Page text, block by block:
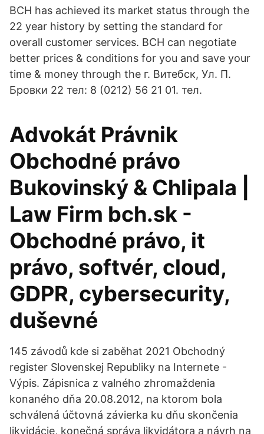
BCH has achieved its market status through the
22 year history by setting the standard for
overall customer services. BCH can negotiate
better prices & conditions for you and save your
time & money through the г. Витебск, Ул. П.
Бровки 22 тел: 8 (0212) 56 21 01. тел.
Advokát Právnik
Obchodné právo
Bukovinský & Chlipala |
Law Firm bch.sk -
Obchodné právo, it
právo, softvér, cloud,
GDPR, cybersecurity,
duševné
145 závodů kde si zaběhat 2021 Obchodný
register Slovenskej Republiky na Internete -
Výpis. Zápisnica z valného zhromaždenia
konaného dňa 20.08.2012, na ktorom bola
schválená účtovná závierka ku dňu skončenia
likvidácie, konečná správa likvidátora a návrh na